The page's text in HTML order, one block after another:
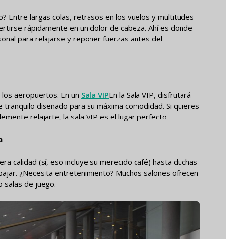
Entre largas colas, retrasos en los vuelos y multitudes
rápidamente en un dolor de cabeza. Ahí es donde
para relajarse y reponer fuerzas antes del
aeropuertos. En un Sala VIPEn la Sala VIP, disfrutará
diseñado para su máxima comodidad. Si quieres
relajarte, la sala VIP es el lugar perfecto.
calidad (sí, eso incluye su merecido café) hasta duchas
¿Necesita entretenimiento? Muchos salones ofrecen
salas de juego.